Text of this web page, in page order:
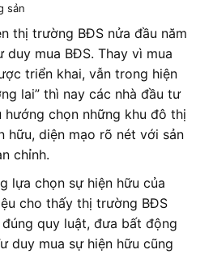
sản
thị trường BĐS nửa đầu năm
mua BĐS. Thay vì mua
triển khai, vẫn trong hiện
lai” thì nay các nhà đầu tư
hướng chọn những khu đô thị
hữu, diện mạo rõ nét với sản
chỉnh.
lựa chọn sự hiện hữu của
cho thấy thị trường BĐS
quy luật, đưa bất động
duy mua sự hiện hữu cũng